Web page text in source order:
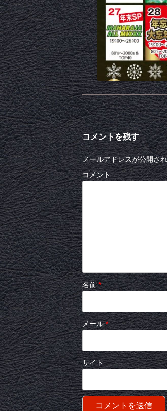
コメントを残す
メールアドレスが公開さ
コメント
名前*
メール*
サイト